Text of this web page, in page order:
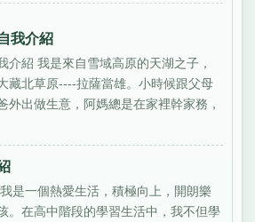
我介紹
介紹 我是來自雪域高原的天湖之子，
藏北草原----拉薩當雄。小時候跟父母
外出做生意，阿媽總是在家裡幹家務，
是一個熱愛生活，積極向上，開朗樂
。在高中階段的學習生活中，我不但學